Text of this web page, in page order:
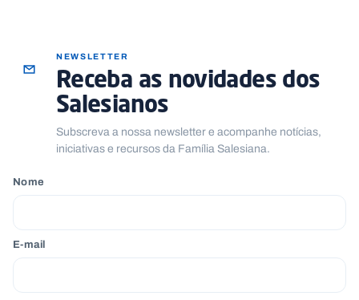
NEWSLETTER
Receba as novidades dos
Salesianos
Subscreva a nossa newsletter e acompanhe notícias,
iniciativas e recursos da Família Salesiana.
Nome
E-mail